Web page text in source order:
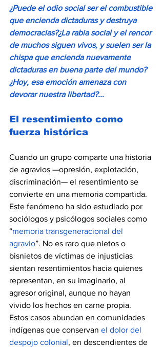
¿Puede el odio social ser el combustible
que encienda dictaduras y destruya
democracias?¿La rabia social y el rencor
de muchos siguen vivos, y suelen ser la
chispa que encienda nuevamente
dictaduras en buena parte del mundo?
¿Hoy, esa emoción amenaza con
devorar nuestra libertad?...
El resentimiento como
fuerza histórica
Cuando un grupo comparte una historia
de agravios —opresión, explotación,
discriminación— el resentimiento se
convierte en una memoria compartida.
Este fenómeno ha sido estudiado por
sociólogos y psicólogos sociales como
“memoria transgeneracional del
agravio”. No es raro que nietos o
bisnietos de víctimas de injusticias
sientan resentimientos hacia quienes
representan, en su imaginario, al
agresor original, aunque no hayan
vivido los hechos en carne propia.
Estos casos abundan en comunidades
indígenas que conservan el dolor del
despojo colonial, en descendientes de